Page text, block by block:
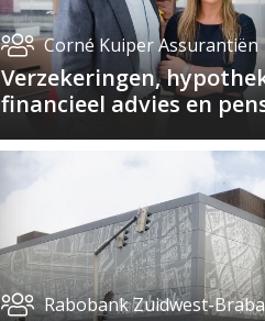
Corné Kuiper Assurantiën
Verzekeringen,
financieel advies en
Rabobank Zuidwest-